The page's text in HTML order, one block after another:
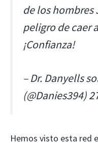
de los hombres
peligro de caer
¡Confianza!
– Dr. Danyells
(@Danies394)
Hemos visto esta red